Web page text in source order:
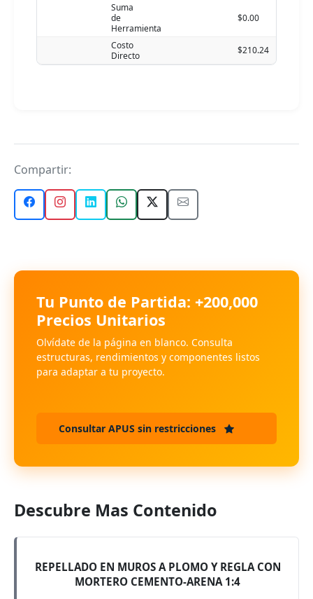
Suma
de
Herramienta
$0.00
Costo
Directo
$210.24
Compartir:
Tu Punto de Partida: +200,000
Precios Unitarios
Olvídate de la página en blanco. Consulta
estructuras, rendimientos y componentes listos
para adaptar a tu proyecto.
Consultar APUS sin restricciones
Descubre Mas Contenido
REPELLADO EN MUROS A PLOMO Y REGLA CON
MORTERO CEMENTO-ARENA 1:4